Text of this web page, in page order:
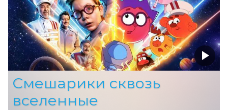
Смешарики сквозь
вселенные